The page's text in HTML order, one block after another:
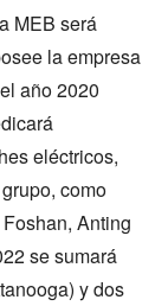
MEB será
la empresa
año 2020
eléctricos,
como
Anting
se sumará
y dos